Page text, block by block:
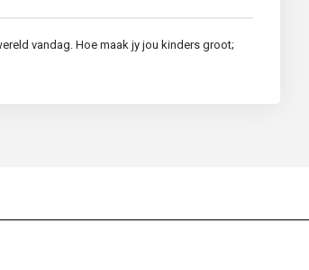
vandag. Hoe maak jy jou kinders groot;